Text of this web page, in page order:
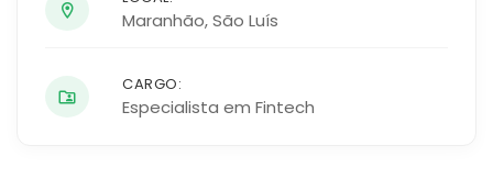
Maranhão,São Luís
CARGO:
Especialista em Fintech